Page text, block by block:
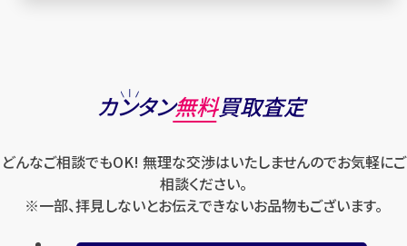
カンタン無料買取査定
どんなご相談でもOK! 無理な交渉はいたしませんのでお気軽にご
相談ください。
※一部、拝見しないとお伝えできないお品物もございます。